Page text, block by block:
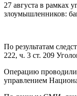
27 августа в рамках
злоумышленников:
По результатам
222, ч. 3 ст. 209
Операцию проводили
управлением